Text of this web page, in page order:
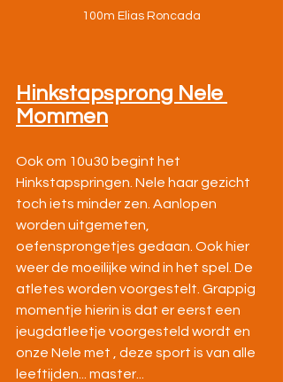
100m Elias Roncada
Hinkstapsprong Nele
Mommen
Ook om 10u30 begint het
Hinkstapspringen. Nele haar gezicht
toch iets minder zen. Aanlopen
worden uitgemeten,
oefensprongetjes gedaan. Ook hier
weer de moeilijke wind in het spel. De
atletes worden voorgestelt. Grappig
momentje hierin is dat er eerst een
jeugdatleetje voorgesteld wordt en
onze Nele met , deze sport is van alle
leeftijden... master...